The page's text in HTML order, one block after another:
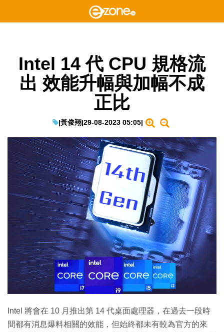
Intel 14 代 CPU 規格流
出 效能升幅與加幅不成
正比
|黃俊翔|29-08-2023 05:05|
Intel 將會在 10 月推出第 14 代桌面處理器，在過去一段時
間都有消息爆料相關的效能，但始終都未有較為官方的來